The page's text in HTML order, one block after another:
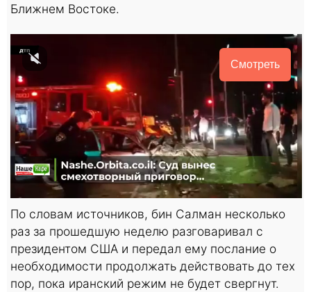
Ближнем Востоке.
Смотреть
По словам источников, бин Салман несколько
раз за прошедшую неделю разговаривал с
президентом США и передал ему послание о
необходимости продолжать действовать до тех
пор, пока иранский режим не будет свергнут.